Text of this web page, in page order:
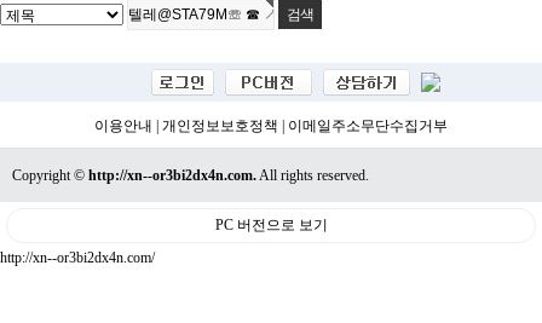
이용안내 개인정보보호정책 이메일주소무단수집거부
Copyright © http://xn--or3bi2dx4n.com.All rights reserved.
PC 버전으로 보기
http://xn--or3bi2dx4n.com/